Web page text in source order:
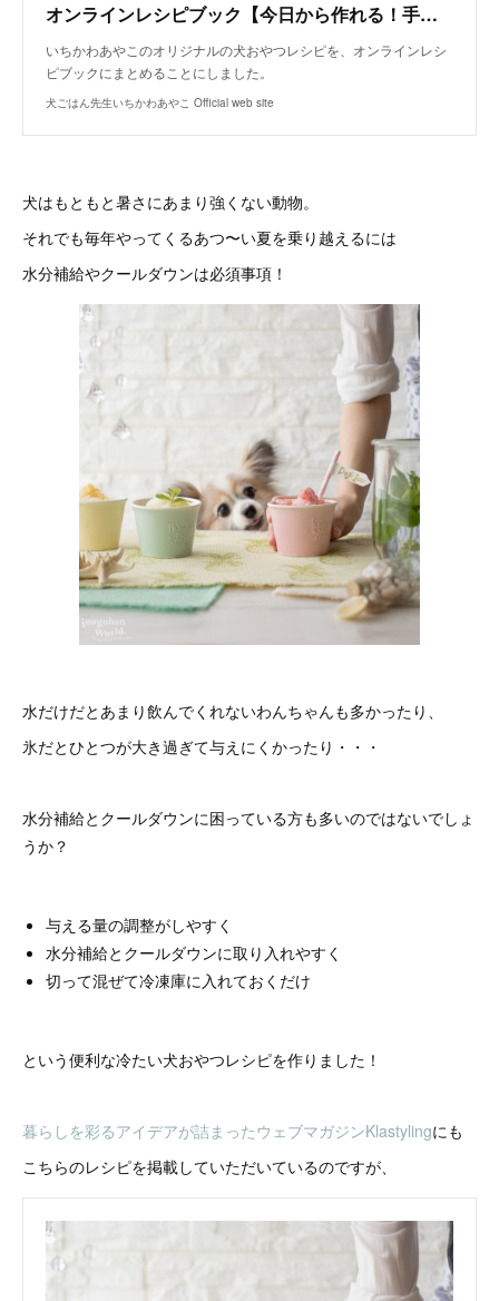
オンラインレシピブック【今日から作れる！手作り犬おやつレシピ】
いちかわあやこのオリジナルの犬おやつレシピを、オンラインレシ
ピブックにまとめることにしました。
犬ごはん先生いちかわあやこ Official web site
犬はもともと暑さにあまり強くない動物。
それでも毎年やってくるあつ〜い夏を乗り越えるには
水分補給やクールダウンは必須事項！
水だけだとあまり飲んでくれないわんちゃんも多かったり、
氷だとひとつが大き過ぎて与えにくかったり・・・
水分補給とクールダウンに困っている方も多いのではないでしょ
うか？
与える量の調整がしやすく
水分補給とクールダウンに取り入れやすく
切って混ぜて冷凍庫に入れておくだけ
という便利な冷たい犬おやつレシピを作りました！
暮らしを彩るアイデアが詰まったウェブマガジンKlastylingにも
こちらのレシピを掲載していただいているのですが、